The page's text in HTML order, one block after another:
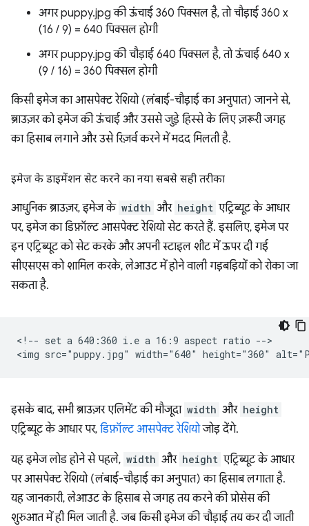
अगर puppy.jpg की ऊंचाई 360 पिक्सल है, तो चौड़ाई 360 x
(16 / 9) = 640 पिक्सल होगी
अगर puppy.jpg की चौड़ाई 640 पिक्सल है, तो ऊंचाई 640 x
(9 / 16) = 360 पिक्सल होगी
किसी इमेज का आसपेक्ट रेशियो (लंबाई-चौड़ाई का अनुपात) जानने से,
ब्राउज़र को इमेज की ऊंचाई और उससे जुड़े हिस्से के लिए ज़रूरी जगह
का हिसाब लगाने और उसे रिज़र्व करने में मदद मिलती है.
इमेज के डाइमेंशन सेट करने का नया सबसे सही तरीका
आधुनिक ब्राउज़र, इमेज के width और height एट्रिब्यूट के आधार
पर, इमेज का डिफ़ॉल्ट आसपेक्ट रेशियो सेट करते हैं. इसलिए, इमेज पर
इन एट्रिब्यूट को सेट करके और अपनी स्टाइल शीट में ऊपर दी गई
सीएसएस को शामिल करके, लेआउट में होने वाली गड़बड़ियों को रोका जा
सकता है.
<!-- set a 640:360 i.e a 16:9 aspect ratio -->
इसके बाद, सभी ब्राउज़र एलिमेंट की मौजूदा width और height
एट्रिब्यूट के आधार पर, डिफ़ॉल्ट आसपेक्ट रेशियोजोड़ देंगे.
यह इमेज लोड होने से पहले, width और height एट्रिब्यूट के आधार
पर आसपेक्ट रेशियो (लंबाई-चौड़ाई का अनुपात) का हिसाब लगाता है.
यह जानकारी, लेआउट के हिसाब से जगह तय करने की प्रोसेस की
शुरुआत में ही मिल जाती है. जब किसी इमेज की चौड़ाई तय कर दी जाती